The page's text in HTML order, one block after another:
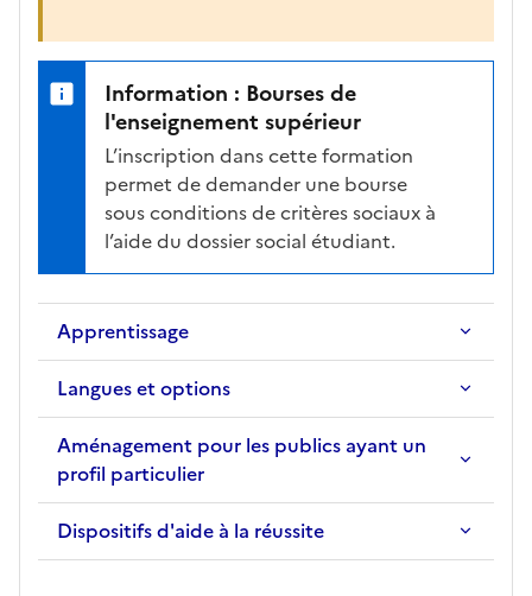
Information : Bourses de
l'enseignement supérieur
L’inscription dans cette formation
permet de demander une bourse
sous conditions de critères sociaux à
l’aide du dossier social étudiant.
Apprentissage
Langues et options
Aménagement pour les publics ayant un
profil particulier
Dispositifs d'aide à la réussite